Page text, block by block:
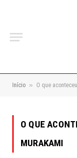
Início » O que
O QUE
MURAKAMI